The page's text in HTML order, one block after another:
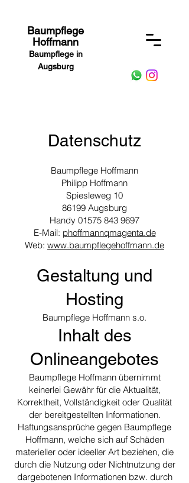
Baumpflege
Hoffmann
Baumpflege in
Augsburg
Datenschutz
Baumpflege Hoffmann
Philipp Hoffmann
Spiesleweg 10
86199 Augsburg
Handy 01575 843 9697
E-Mail: phoffmannqmagenta.de
Web: www.baumpflegehoffmann.de
Gestaltung und
Hosting
Baumpflege Hoffmann s.o.
Inhalt des
Onlineangebotes
Baumpflege Hoffmann übernimmt
keinerlei Gewähr für die Aktualität,
Korrektheit, Vollständigkeit oder Qualität
der bereitgestellten Informationen.
Haftungsansprüche gegen Baumpflege
Hoffmann, welche sich auf Schäden
materieller oder ideeller Art beziehen, die
durch die Nutzung oder Nichtnutzung der
dargebotenen Informationen bzw. durch